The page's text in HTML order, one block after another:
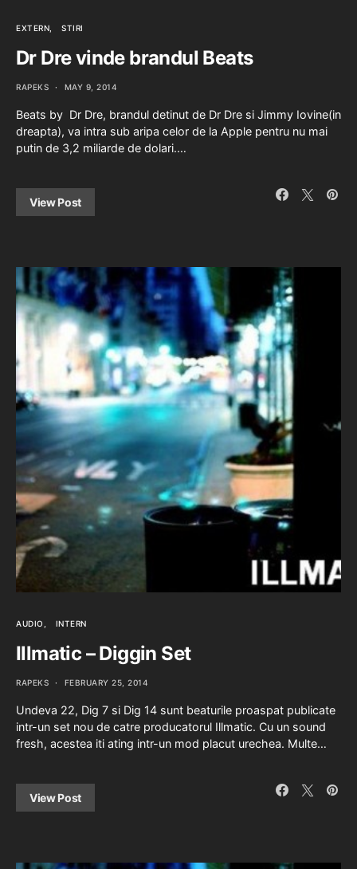
EXTERN STIRI
Dr Dre vinde brandul Beats
RAPEKS MAY 9, 2014
Beats by Dr Dre, brandul detinut de Dr Dre si Jimmy Iovine(in
dreapta), va intra sub aripa celor de la Apple pentru nu mai
putin de 3,2 miliarde de dolari.…
View Post
AUDIO INTERN
Illmatic – Diggin Set
RAPEKS FEBRUARY 25, 2014
Undeva 22, Dig 7 si Dig 14 sunt beaturile proaspat publicate
intr-un set nou de catre producatorul Illmatic. Cu un sound
fresh, acestea iti ating intr-un mod placut urechea. Multe…
View Post